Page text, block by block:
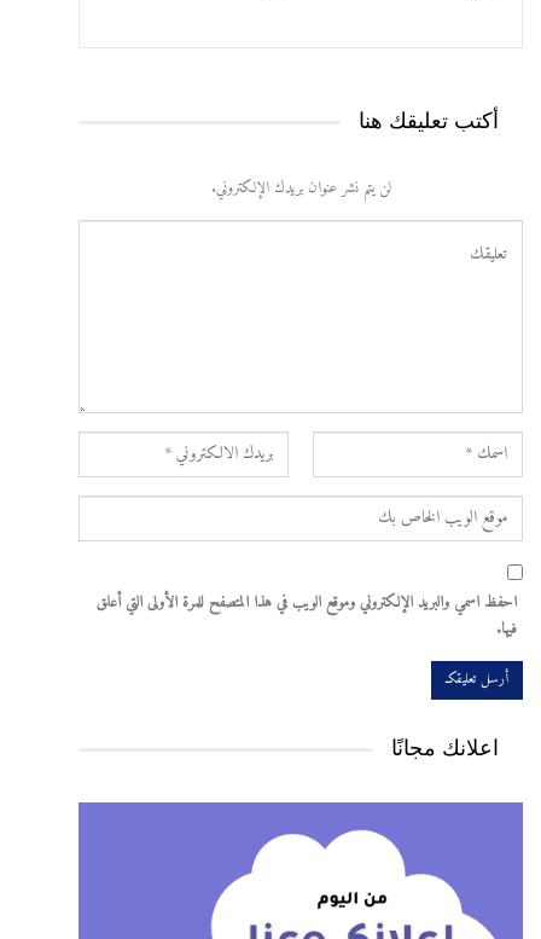
أكتب تعليقك هنا
لن يتم نشر عنوان بريدك الإلكتروني.
احفظ اسمي والبريد الإلكتروني وموقع الويب في هذا المتصفح للمرة الأولى التي أعلق
فيها.
اعلانك مجانًا